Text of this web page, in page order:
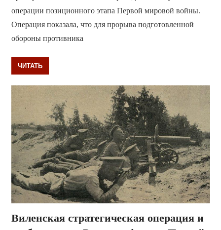
операции позиционного этапа Первой мировой войны.
Операция показала, что для прорыва подготовленной
обороны противника
ЧИТАТЬ
Виленская стратегическая операция и